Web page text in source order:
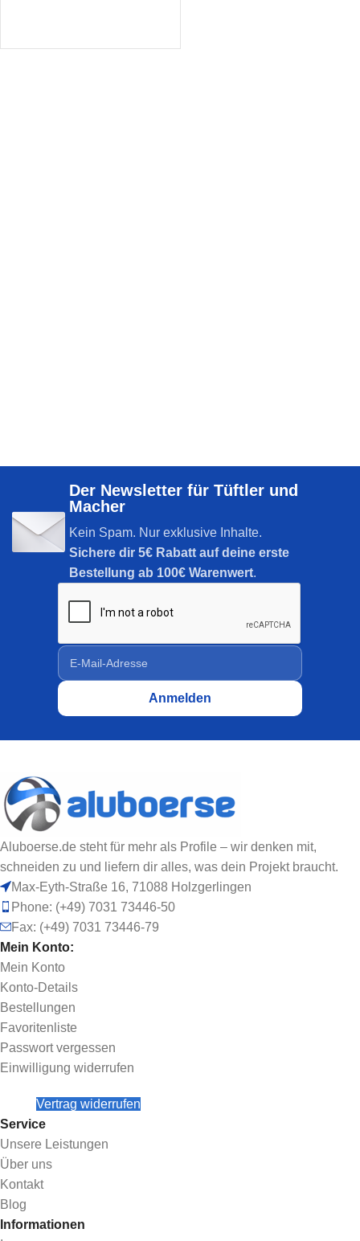
Der Newsletter für Tüftler und
Macher
Kein Spam. Nur exklusive Inhalte.
Sichere dir 5€ Rabatt auf deine erste
Bestellung ab 100€ Warenwert.
Aluboerse.de steht für mehr als Profile – wir denken mit,
schneiden zu und liefern dir alles, was dein Projekt braucht.
Max-Eyth-Straße 16, 71088 Holzgerlingen
Phone: (+49) 7031 73446-50
Fax: (+49) 7031 73446-79
Mein Konto:
Mein Konto
Konto-Details
Bestellungen
Favoritenliste
Passwort vergessen
Einwilligung widerrufen
Vertrag widerrufen
Service
Unsere Leistungen
Über uns
Kontakt
Blog
Informationen